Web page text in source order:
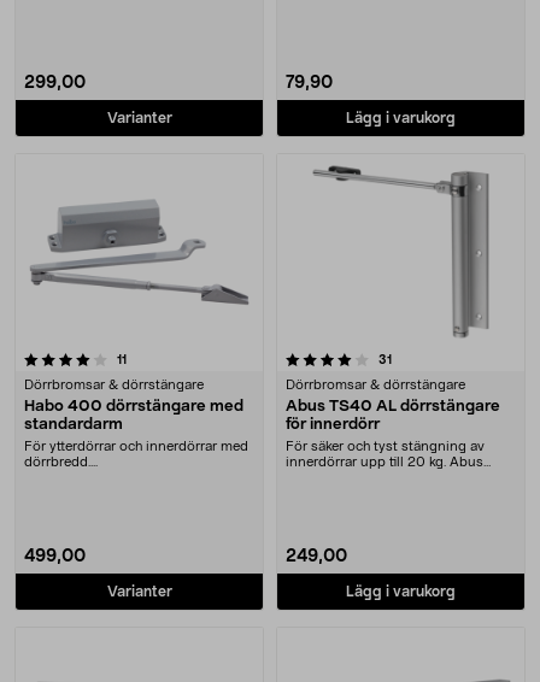
299,00
Varianter
79,90
Lägg i varukorg
11
Dörrbromsar & dörrstängare
Habo 400 dörrstängare med
standardarm
För ytterdörrar och innerdörrar med
dörrbredd....
499,00
Varianter
4.0 av 5 stjärnor 31
Dörrbromsar & dörrstängare
Abus TS40 AL dörrstängare
för innerdörr
För säker och tyst stängning av
innerdörrar upp till 20 kg. Abus
249,00
Lägg i varukorg